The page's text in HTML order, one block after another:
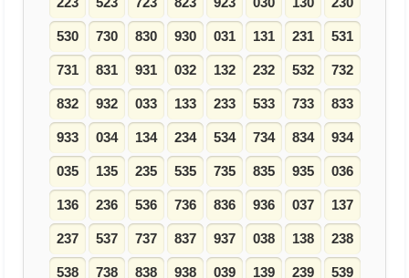
530 730 830 930 031 131 231 531
731 831 931 032 132 232 532 732
832 932 033 133 233 533 733 833
933 034 134 234 534 734 834 934
035 135 235 535 735 835 935 036
136 236 536 736 836 936 037 137
237 537 737 837 937 038 138 238
538 738 838 938 039 139 239 539